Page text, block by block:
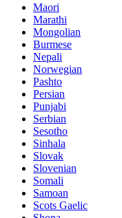
Maori
Marathi
Mongolian
Burmese
Nepali
Norwegian
Pashto
Persian
Punjabi
Serbian
Sesotho
Sinhala
Slovak
Slovenian
Somali
Samoan
Scots Gaelic